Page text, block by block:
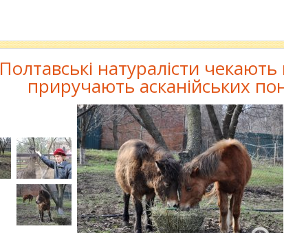
Полтавські натуралісти чекають
приручають асканійських